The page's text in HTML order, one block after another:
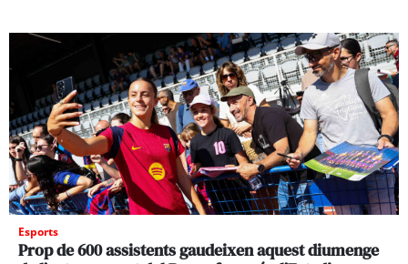
Esports
Prop de 600 assistents gaudeixen aquest diumenge